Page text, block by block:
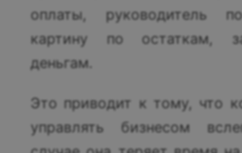
оплаты, руководитель
картину по остаткам,
деньгам.
Это приводит к тому, что
управлять бизнесом